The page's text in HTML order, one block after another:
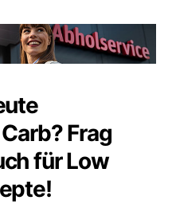
Frag
für Low